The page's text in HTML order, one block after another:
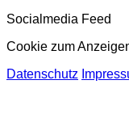
Socialmedia Feed
Cookie zum
Datenschutz